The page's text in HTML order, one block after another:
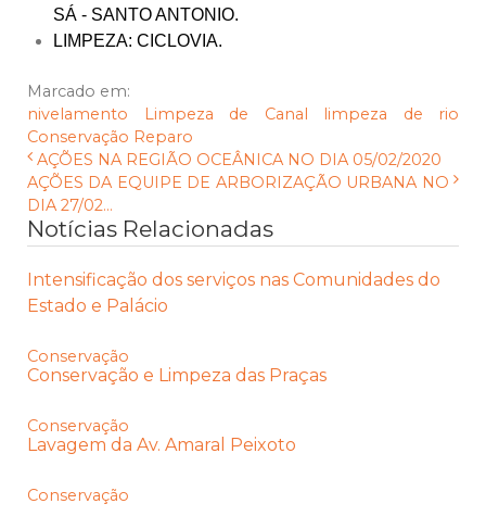
SÁ - SANTO ANTONIO.
LIMPEZA: CICLOVIA.
Marcado em:
nivelamento
Limpeza de Canal
limpeza de rio
Conservação Reparo
AÇÕES NA REGIÃO OCEÂNICA NO DIA 05/02/2020
AÇÕES DA EQUIPE DE ARBORIZAÇÃO URBANA NO
DIA 27/02...
Notícias Relacionadas
Intensificação dos serviços nas Comunidades do
Estado e Palácio
Conservação
Conservação e Limpeza das Praças
Conservação
Lavagem da Av. Amaral Peixoto
Conservação